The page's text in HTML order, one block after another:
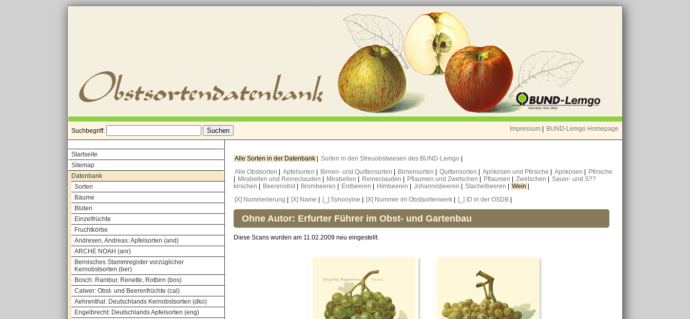
Suchbegriff: Impressum BUND-Lemgo Homepage
Startseite
Sitemap
Datenbank
Sorten
Bäume
Blüten
Einzelfrüchte
Fruchtkörbe
Andresen, Andreas: Apfelsorten (and)
ARCHE NOAH (anr)
Bernisches Stammregister vorzüglicher
Kernobstsorten (ber)
Bosch: Rambur, Renette, Rotbirn (bos)
Calwer: Obst- und Beerenfrüchte (cal)
Aehrenthal: Deutschlands Kernobstsorten (dko)
Engelbrecht: Deutschlands Apfelsorten (eng)
Alle Sorten in der Datenbank Sorten in den Streuobstwiesen des BUND-Lemgo
Alle Obstsorten
Apfelsorten Birnen- und Quittensorten Birnensorten Quittensorten Aprikosen und Pfirsiche Aprikosen
Pfirsiche
Mirabellen und Reineclauden Mirabellen Reineclauden Pflaumen und Zwetschen Pflaumen Zwetschen
Sauer- und S??
kirschen
Beerenobst Brombeeren Erdbeeren Himbeeren Johannisbeeren Stachelbeeren Wein
[X] Nummerierung
[X] Name [_] Synonyme [X] Nummer im Obstsortenwerk [_] ID in der OSDB
Ohne Autor: Erfurter Führer im Obst- und Gartenbau
Diese Scans wurden am 11.02.2009 neu eingestellt.